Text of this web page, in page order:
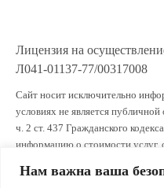
Нам важна ваша
Лицензия на
Л041-01137-77/00317008
Сайт носит исключительно
условиях не является
ч. 2 ст. 437 Гражданского
информацию о стоимости услуг,